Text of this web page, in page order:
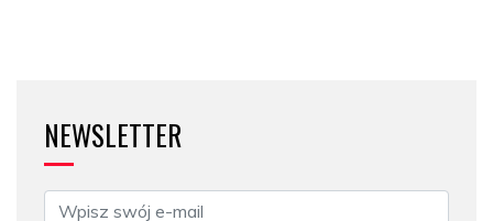
NEWSLETTER